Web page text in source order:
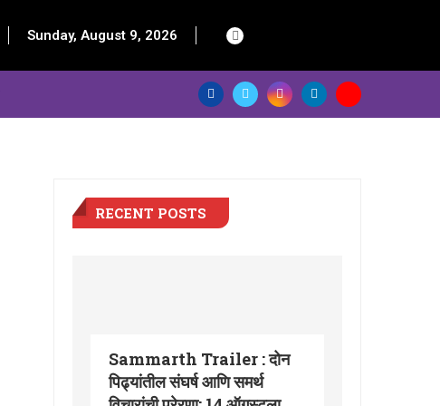
Sunday, August 9, 2026
RECENT POSTS
Sammarth Trailer : दोन
पिढ्यांतील संघर्ष आणि समर्थ